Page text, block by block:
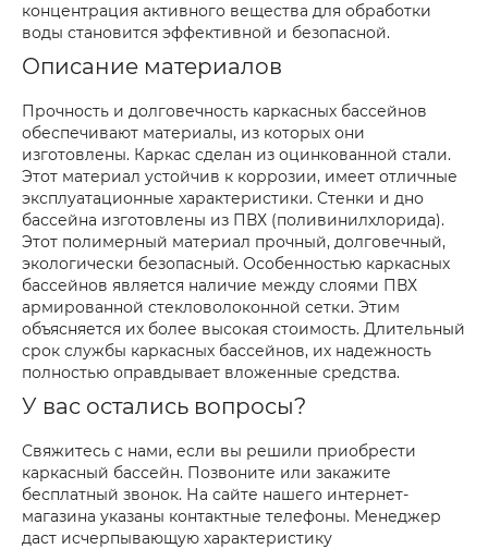
концентрация активного вещества для обработки
воды становится эффективной и безопасной.
Описание материалов
Прочность и долговечность каркасных бассейнов
обеспечивают материалы, из которых они
изготовлены. Каркас сделан из оцинкованной стали.
Этот материал устойчив к коррозии, имеет отличные
эксплуатационные характеристики. Стенки и дно
бассейна изготовлены из ПВХ (поливинилхлорида).
Этот полимерный материал прочный, долговечный,
экологически безопасный. Особенностью каркасных
бассейнов является наличие между слоями ПВХ
армированной стекловолоконной сетки. Этим
объясняется их более высокая стоимость. Длительный
срок службы каркасных бассейнов, их надежность
полностью оправдывает вложенные средства.
У вас остались вопросы?
Свяжитесь с нами, если вы решили приобрести
каркасный бассейн. Позвоните или закажите
бесплатный звонок. На сайте нашего интернет-
магазина указаны контактные телефоны. Менеджер
даст исчерпывающую характеристику